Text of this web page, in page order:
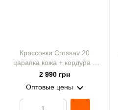
Кроссовки Crossav 20
царапка кожа + кордура +
крейзи хаки р. 40
2 990 грн
Оптовые цены